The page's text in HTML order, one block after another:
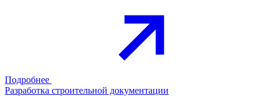
Подробнее
Разработка строительной документации